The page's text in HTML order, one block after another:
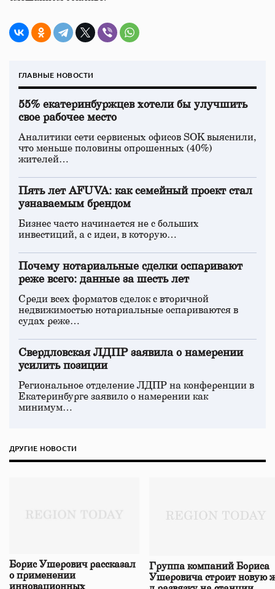
ГЛАВНЫЕ НОВОСТИ
55% екатеринбуржцев хотели бы улучшить
свое рабочее место
Аналитики сети сервисных офисов SOK выяснили,
что меньше половины опрошенных (40%)
жителей…
Пять лет AFUVA: как семейный проект стал
узнаваемым брендом
Бизнес часто начинается не с больших
инвестиций, а с идеи, в которую…
Почему нотариальные сделки оспаривают
реже всего: данные за шесть лет
Среди всех форматов сделок с вторичной
недвижимостью нотариальные оспариваются в
судах реже…
Свердловская ЛДПР заявила о намерении
усилить позиции
Региональное отделение ЛДПР на конференции в
Екатеринбурге заявило о намерении как
минимум…
ДРУГИЕ НОВОСТИ
Борис Ушерович рассказал
о применении
инновационных
Группа компаний Бориса
Ушеровича строит новую